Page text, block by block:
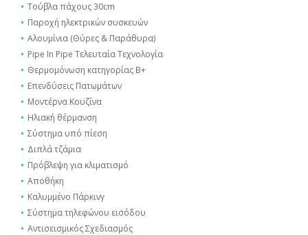
Τούβλα πάχους 30cm
Παροχή ηλεκτρικών συσκευών
Αλουμίνια (Θύρες & Παράθυρα)
Pipe In Pipe Τελευταία Τεχνολογία
Θερμομόνωση κατηγορίας Β+
Επενδύσεις Πατωμάτων
Μοντέρνα Κουζίνα
Ηλιακή θέρμανση
Σύστημα υπό πίεση
Διπλά τζάμια
Πρόβλεψη για κλιματισμό
Αποθήκη
Καλυμμένο Πάρκινγ
Σύστημα τηλεφώνου εισόδου
Αντισεισμικός Σχεδιασμός